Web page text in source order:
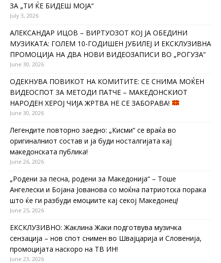
ЗА „ТИ ЌЕ БИДЕШ МОЈА“
July 3, 2026
АЛЕКСАНДАР ИЦОВ – ВИРТУОЗОТ КОЈ ЈА ОБЕДИНИ
МУЗИКАТА: ГОЛЕМ 10-ГОДИШЕН ЈУБИЛЕЈ И ЕКСКЛУЗИВНА
ПРОМОЦИЈА НА ДВА НОВИ ВИДЕОЗАПИСИ ВО „РОГУЗА“
June 30, 2026
ОДЕКНУВА ПОВИКОТ НА КОМИТИТЕ: СЕ СНИМА МОЌЕН
ВИДЕОСПОТ ЗА МЕТОДИ ПАТЧЕ – МАКЕДОНСКИОТ
НАРОДЕН ХЕРОЈ ЧИЈА ЖРТВА НЕ СЕ ЗАБОРАВА!
June 30, 2026
Легендите повторно заедно: „Кисми“ се враќа во
оригиналниот состав и ја буди носталгијата кај
македонската публика!
June 26, 2026
„Родени за песна, родени за Македонија“ – Тоше
Ангелески и Бојана Јованова со моќна патриотска порака
што ќе ги разбуди емоциите кај секој Македонец!
June 25, 2026
ЕКСКЛУЗИВНО: Жаклина Жаки подготвува музичка
сензација – нов спот снимен во Швајцарија и Словенија,
промоцијата наскоро на ТВ ИН!
June 23, 2026